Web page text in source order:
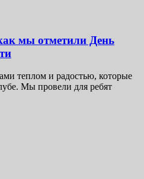
мы отметили День
теплом и радостью, которые
Мы провели для ребят